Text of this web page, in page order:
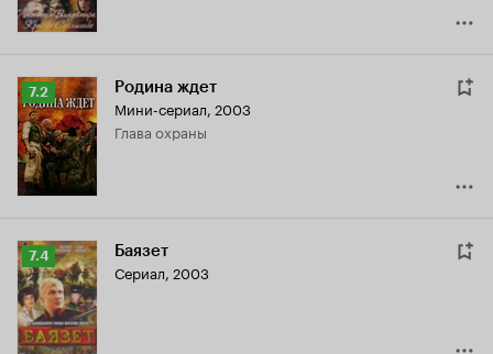
Рейтинг
Кинопоиска
7.2
7.2 Родина ждет
Мини-сериал, 2003
глава охраны
Рейтинг
Кинопоиска
7.4
7.4 Баязет
Сериал, 2003